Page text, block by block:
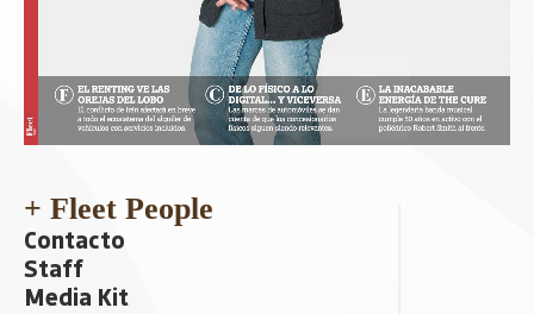
+ Fleet People
Contacto
Staff
Media Kit